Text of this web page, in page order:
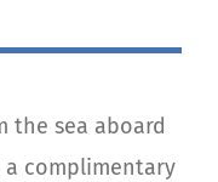
the sea aboard
complimentary